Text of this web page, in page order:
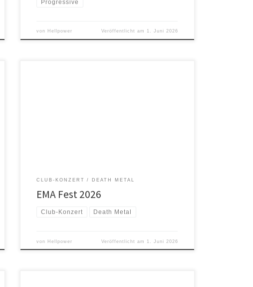
Progressive
von Hellpower Veröffentlicht am 1. Juni 2026
CLUB-KONZERT DEATH METAL
EMA Fest 2026
Club-Konzert Death Metal
von Hellpower Veröffentlicht am 1. Juni 2026